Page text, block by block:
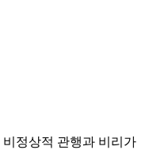
정상적 관행과 비리가